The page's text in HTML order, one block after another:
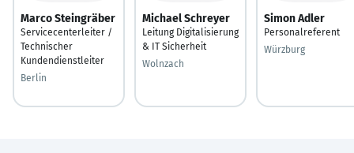
Marco Steingräber
Servicecenterleiter /
Technischer
Kundendienstleiter
Berlin
Michael Schreyer
Leitung Digitalisierung
& IT Sicherheit
Wolnzach
Simon Adler
Personalreferent
Würzburg